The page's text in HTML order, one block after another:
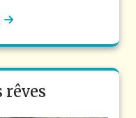
rêves